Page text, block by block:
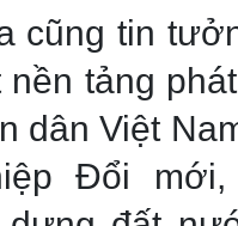
tin
tảng
dân Việt
Đổi